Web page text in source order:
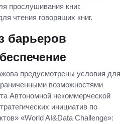
прослушивания книг.
чтения говорящих книг.
барьеров
предусмотрены условия для
возможностями
Автономной некоммерческой
инициатив по
«World AI&Data Challenge»: